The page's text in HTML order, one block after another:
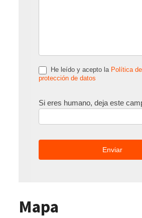
He leído y acepto la Política
protección de datos
Si eres humano, deja este
Mapa